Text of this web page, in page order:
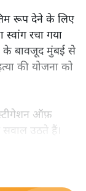
रूप देने के लिए
रचा गया
के बावजूद मुंबई से
की योजना को
ऑफ़
उठते हैं।